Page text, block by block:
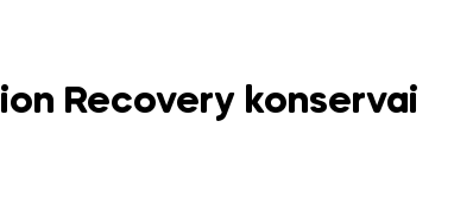
Recovery konservai